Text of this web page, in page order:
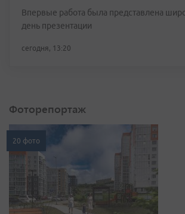
Впервые работа была представлена
день презентации
сегодня, 13:20
Фоторепортаж
20 фото